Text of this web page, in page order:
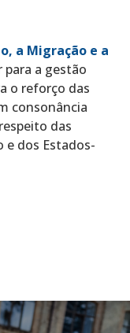
a Migração e a
a gestão
o reforço das
consonância
das
e dos Estados-